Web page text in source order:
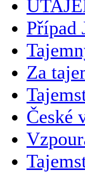
Případ
Za
České